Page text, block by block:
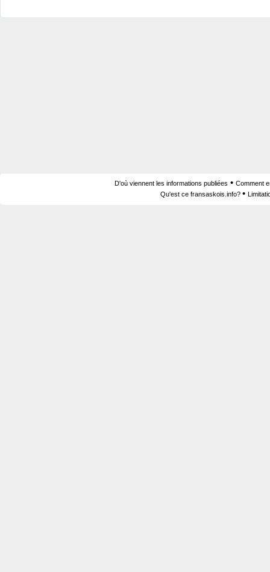
D'où viennent les informations publiées • Comment
Qu'est ce fransaskois.info? •